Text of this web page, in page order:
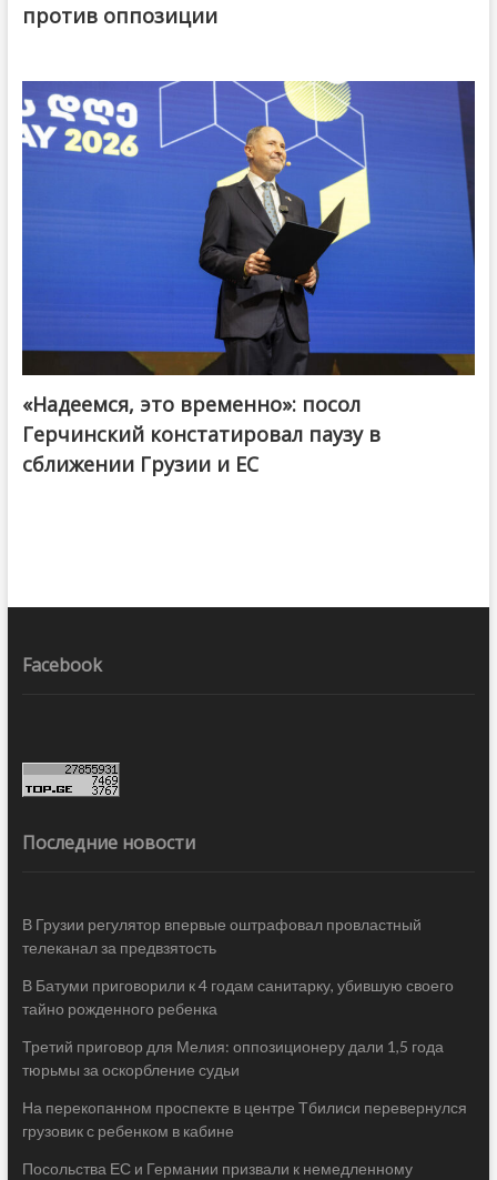
против оппозиции
«Надеемся, это временно»: посол
Герчинский констатировал паузу в
сближении Грузии и ЕС
Facebook
Последние новости
В Грузии регулятор впервые оштрафовал провластный
телеканал за предвзятость
В Батуми приговорили к 4 годам санитарку, убившую своего
тайно рожденного ребенка
Третий приговор для Мелия: оппозиционеру дали 1,5 года
тюрьмы за оскорбление судьи
На перекопанном проспекте в центре Тбилиси перевернулся
грузовик с ребенком в кабине
Посольства ЕС и Германии призвали к немедленному